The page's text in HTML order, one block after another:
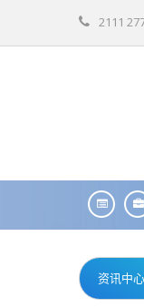
2111
资讯中心